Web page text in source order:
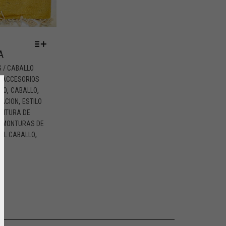
/ CABALLO
ACCESORIOS
, CABALLO,
, ESTILO
DE
MONTURAS DE
EL CABALLO,